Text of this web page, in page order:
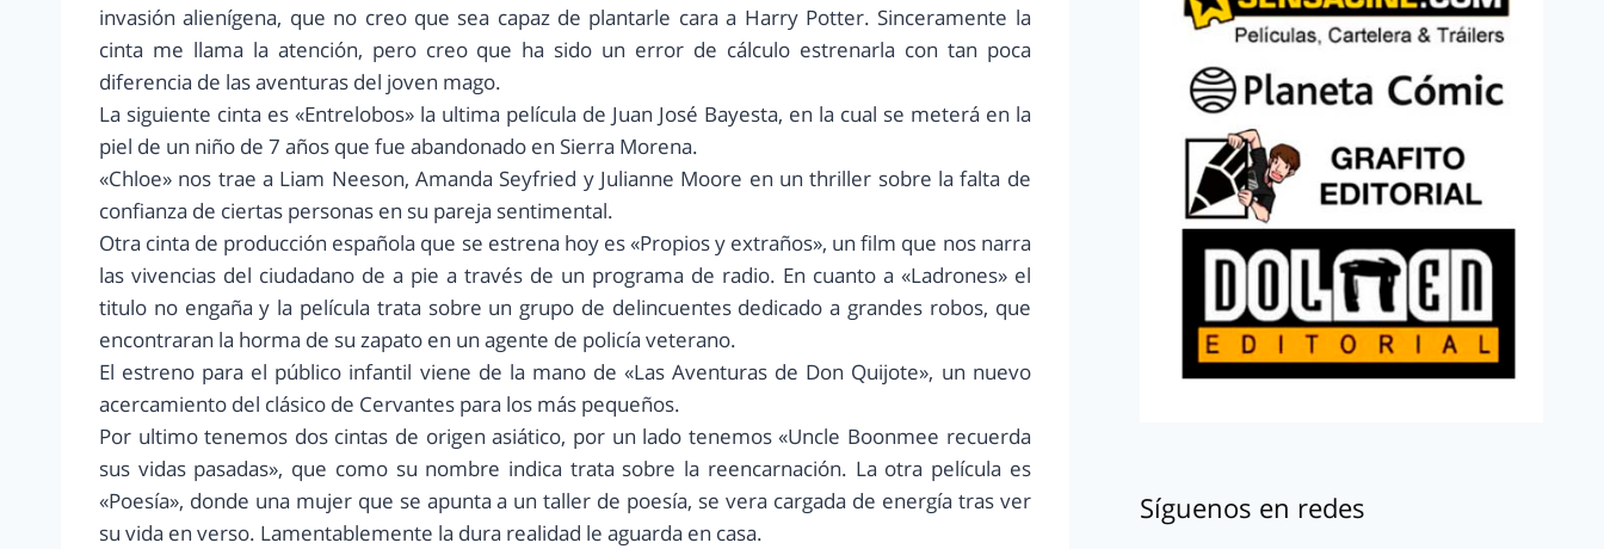
invasión alienígena, que no creo que sea capaz de plantarle cara a Harry Potter. Sinceramente la
cinta me llama la atención, pero creo que ha sido un error de cálculo estrenarla con tan poca
diferencia de las aventuras del joven mago.
La siguiente cinta es «Entrelobos» la ultima película de Juan José Bayesta, en la cual se meterá en la
piel de un niño de 7 años que fue abandonado en Sierra Morena.
«Chloe» nos trae a Liam Neeson, Amanda Seyfried y Julianne Moore en un thriller sobre la falta de
confianza de ciertas personas en su pareja sentimental.
Otra cinta de producción española que se estrena hoy es «Propios y extraños», un film que nos narra
las vivencias del ciudadano de a pie a través de un programa de radio. En cuanto a «Ladrones» el
titulo no engaña y la película trata sobre un grupo de delincuentes dedicado a grandes robos, que
encontraran la horma de su zapato en un agente de policía veterano.
El estreno para el público infantil viene de la mano de «Las Aventuras de Don Quijote», un nuevo
acercamiento del clásico de Cervantes para los más pequeños.
Por ultimo tenemos dos cintas de origen asiático, por un lado tenemos «Uncle Boonmee recuerda
sus vidas pasadas», que como su nombre indica trata sobre la reencarnación. La otra película es
«Poesía», donde una mujer que se apunta a un taller de poesía, se vera cargada de energía tras ver
su vida en verso. Lamentablemente la dura realidad le aguarda en casa.
Síguenos en redes